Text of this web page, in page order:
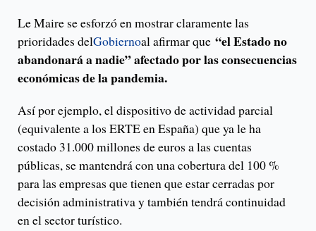
Le Maire se esforzó en mostrar claramente las
prioridades delGobiernoal afirmar que “el Estado no
abandonará a nadie” afectado por las consecuencias
económicas de la pandemia.
Así por ejemplo, el dispositivo de actividad parcial
(equivalente a los ERTE en España) que ya le ha
costado 31.000 millones de euros a las cuentas
públicas, se mantendrá con una cobertura del 100 %
para las empresas que tienen que estar cerradas por
decisión administrativa y también tendrá continuidad
en el sector turístico.